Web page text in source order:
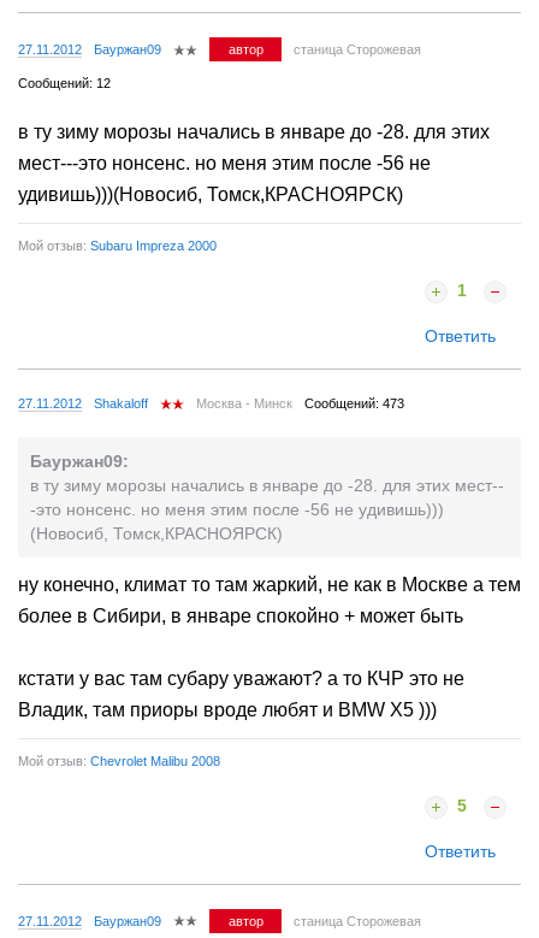
27.11.2012 Бауржан09 автор станица Сторожевая
Сообщений: 12
в ту зиму морозы начались в январе до -28. для этих
мест---это нонсенс. но меня этим после -56 не
удивишь)))(Новосиб, Томск,КРАСНОЯРСК)
Мой отзыв: Subaru Impreza 2000
1
Ответить
27.11.2012 Shakaloff Москва - Минск Сообщений: 473
Бауржан09:
в ту зиму морозы начались в январе до -28. для этих мест--
-это нонсенс. но меня этим после -56 не удивишь)))
(Новосиб, Томск,КРАСНОЯРСК)
ну конечно, климат то там жаркий, не как в Москве а тем
более в Сибири, в январе спокойно + может быть
кстати у вас там субару уважают? а то КЧР это не
Владик, там приоры вроде любят и BMW X5 )))
Мой отзыв: Chevrolet Malibu 2008
5
Ответить
27.11.2012 Бауржан09 автор станица Сторожевая